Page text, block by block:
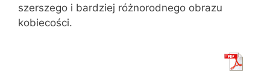
szerszego i bardziej różnorodnego obrazu
kobiecości.